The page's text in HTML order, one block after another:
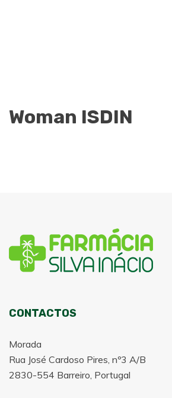
Woman ISDIN
CONTACTOS
Morada
Rua José Cardoso Pires, nº3 A/B
2830-554 Barreiro, Portugal